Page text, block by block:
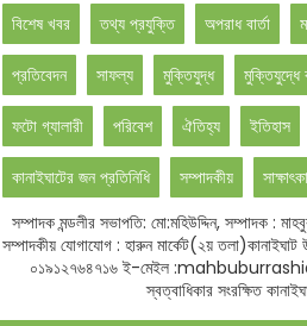
বিশেষ খবর তথ্য প্রযুক্তি অপরাধ বার্তা
প্রতিবেদন সাফল্য মুক্তিযুদ্ধ মুক্তিযুদ্ধে
ফটো গ্যালারী পরিবেশ ঐতিহ্য ইতিহাস
কানাইঘাটের জন প্রতিনিধি সম্পাদকীয়
সম্পাদক মন্ডলীর সভাপতি: মো:মহিউদ্দিন, সম্পাদক :
সম্পাদকীয় যোগাযোগ : হারুন মার্কেট(২য়
০১৯১২৭৬৪৭১৬ ই-মেইল
স্বত্বাধিকার সংরক্ষিত